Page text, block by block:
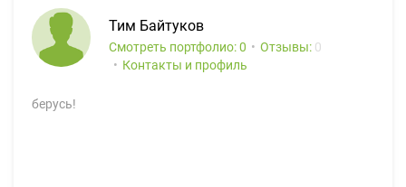
Тим Байтуков
Смотреть портфолио: 0 Отзывы: 0
Контакты и профиль
берусь!